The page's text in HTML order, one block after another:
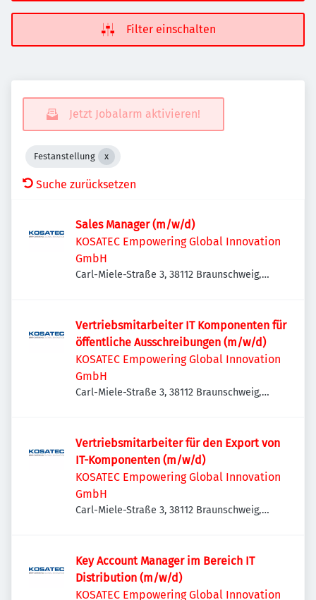
Filter einschalten
Jetzt Jobalarm aktivieren!
Festanstellung
Suche zurücksetzen
Sales Manager (m/w/d)
KOSATEC Empowering Global Innovation
GmbH
Carl-Miele-Straße 3, 38112 Braunschweig,
Vertriebsmitarbeiter IT Komponenten für
öffentliche Ausschreibungen (m/w/d)
KOSATEC Empowering Global Innovation
GmbH
Carl-Miele-Straße 3, 38112 Braunschweig,
Vertriebsmitarbeiter für den Export von
IT-Komponenten (m/w/d)
KOSATEC Empowering Global Innovation
GmbH
Carl-Miele-Straße 3, 38112 Braunschweig,
Key Account Manager im Bereich IT
Distribution (m/w/d)
KOSATEC Empowering Global Innovation